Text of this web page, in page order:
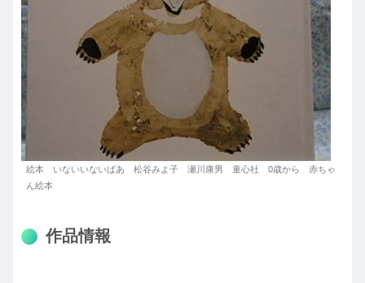
絵本 いないいないばあ 松谷みよ子 瀬川康男 童心社 0歳から 赤ちゃ
ん絵本
作品情報